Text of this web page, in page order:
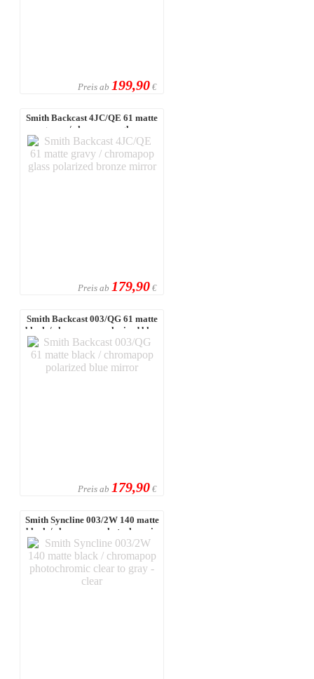
Preis ab 199,90 €
Smith Backcast 4JC/QE 61 matte
gravy / chromapop glass
polarized ...
Preis ab 179,90 €
Smith Backcast 003/QG 61 matte
black / chromapop polarized blue
...
Preis ab 179,90 €
Smith Syncline 003/2W 140 matte
black / chromapop photochromic
c ...